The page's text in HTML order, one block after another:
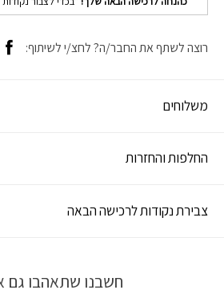
משלוחים
החלפות והחזרות
צבירת נקודות לרכישה הבאה
רוצה לשתף את החבר/ה? לחצ/י לשיתוף:
חשבנו שתאהבו גם